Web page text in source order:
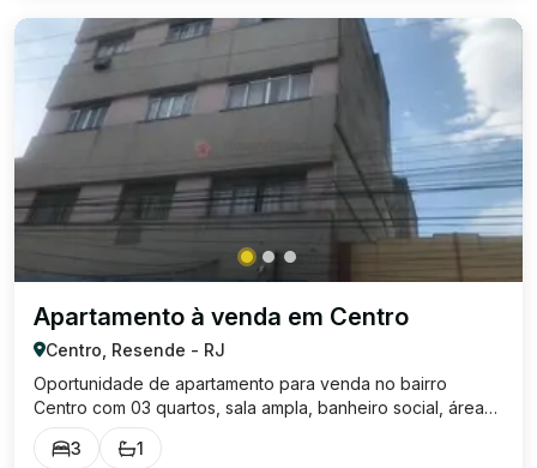
Apartamento à venda em Centro
Centro, Resende - RJ
Oportunidade de apartamento para venda no bairro
Centro com 03 quartos, sala ampla, banheiro social, área
de serviço, não possui uma vaga de garagem. Excelente
localização, próximo ao centro histórico de Resende e de
3 1